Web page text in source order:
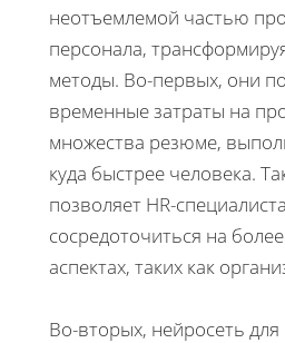
неотъемлемой частью
персонала,
методы. Во-первых, они
временные затраты на
множества резюме,
куда быстрее человека.
позволяет HR-
сосредоточиться на
аспектах, таких как
Во-вторых, нейросеть